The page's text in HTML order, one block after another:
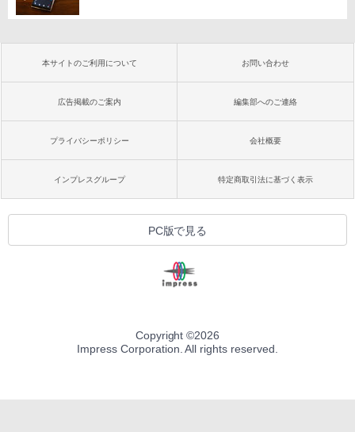
本サイトのご利用について お問い合わせ
広告掲載のご案内 編集部へのご連絡
プライバシーポリシー 会社概要
インプレスグループ 特定商取引法に基づく表示
PC版で見る
Copyright ©2026
Impress Corporation. All rights reserved.